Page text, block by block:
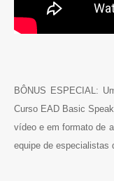
BÔNUS ESPECIAL:
Curso EAD Basic
vídeo e em formato de
equipe de especialistas